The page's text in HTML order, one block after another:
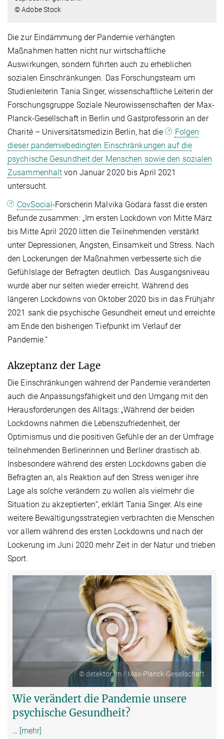
© Adobe Stock
Die zur Eindämmung der Pandemie verhängten
Maßnahmen hatten nicht nur wirtschaftliche
Auswirkungen, sondern führten auch zu erheblichen
sozialen Einschränkungen. Das Forschungsteam um
Studienleiterin Tania Singer, wissenschaftliche Leiterin der
Forschungsgruppe Soziale Neurowissenschaften der Max-
Planck-Gesellschaft in Berlin und Gastprofessorin an der
Charité – Universitätsmedizin Berlin, hat die
Folgen
dieser pandemiebedingten Einschränkungen auf die
psychische Gesundheit der Menschen sowie den sozialen
Zusammenhalt von Januar 2020 bis April 2021
untersucht.
CovSocial-Forscherin Malvika Godara fasst die ersten
Befunde zusammen: „Im ersten Lockdown von Mitte März
bis Mitte April 2020 litten die Teilnehmenden verstärkt
unter Depressionen, Ängsten, Einsamkeit und Stress. Nach
den Lockerungen der Maßnahmen verbesserte sich die
Gefühlslage der Befragten deutlich. Das Ausgangsniveau
wurde aber nur selten wieder erreicht. Während des
längeren Lockdowns von Oktober 2020 bis in das Frühjahr
2021 sank die psychische Gesundheit erneut und erreichte
am Ende den bisherigen Tiefpunkt im Verlauf der
Pandemie.“
Akzeptanz der Lage
Die Einschränkungen während der Pandemie veränderten
auch die Anpassungsfähigkeit und den Umgang mit den
Herausforderungen des Alltags: „Während der beiden
Lockdowns nahmen die Lebenszufriedenheit, der
Optimismus und die positiven Gefühle der an der Umfrage
teilnehmenden Berlinerinnen und Berliner drastisch ab.
Insbesondere während des ersten Lockdowns gaben die
Befragten an, als Reaktion auf den Stress weniger ihre
Lage als solche verändern zu wollen als vielmehr die
Situation zu akzeptierten“, erklärt Tania Singer. Als eine
weitere Bewältigungsstrategien verbrachten die Menschen
vor allem während des ersten Lockdowns und nach der
Lockerung im Juni 2020 mehr Zeit in der Natur und trieben
Sport.
© detektor.fm / Max-Planck-Gesellschaft
Wie verändert die Pandemie unsere
psychische Gesundheit?
… [mehr]